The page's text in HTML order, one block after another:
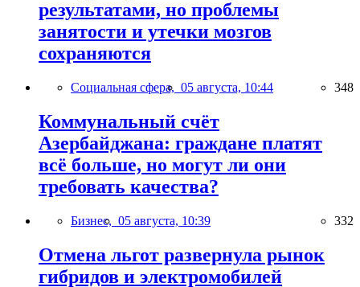
результатами, но проблемы
занятости и утечки мозгов
сохраняются
Социальная сфера, 05 августа, 10:44 348
Коммунальный счёт
Азербайджана: граждане платят
всё больше, но могут ли они
требовать качества?
Бизнес, 05 августа, 10:39 332
Отмена льгот развернула рынок
гибридов и электромобилей